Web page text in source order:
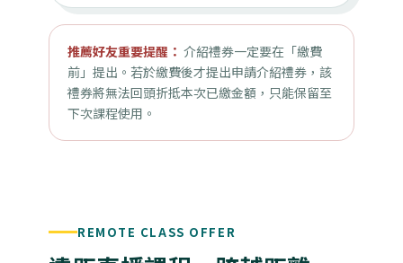
推薦好友重要提醒： 介紹禮券一定要在「繳費
前」提出。若於繳費後才提出申請介紹禮券，該
禮券將無法回頭折抵本次已繳金額，只能保留至
下次課程使用。
REMOTE CLASS OFFER